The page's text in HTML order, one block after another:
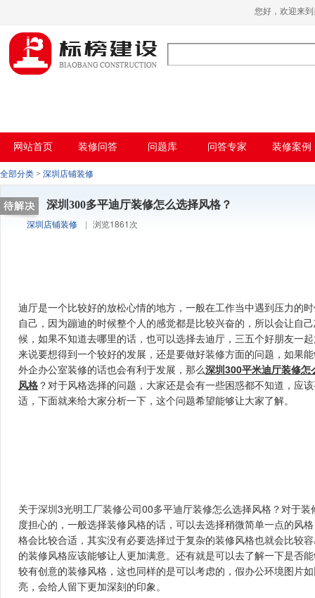
小黄片大全下载,小黄片应用下载,小黄片短
视频,下载小黄片免费
您好，欢迎
网站首页 装修问答 问题库 问答专家 装修案例
全部分类 > 深圳店铺装修
深圳300多平迪厅装修怎么选择风格？
深圳店铺装修
| 浏览1861次
迪厅是一个比较好的放松心情的地方，一般在工作当中遇到压力的时
自己，因为蹦迪的时候整个人的感觉都是比较兴奋的，所以会让自
候，如果不知道去哪里的话，也可以选择去迪厅，三五个好朋友一
来说要想得到一个较好的发展，还是要做好装修方面的问题，如果
外企办公室装修的话也会有利于发展，那么深圳300平米迪厅装修
风格 ？对于风格选择的问题，大家还是会有一些困惑都不知道
适，下面就来给大家分析一下，这个问题希望能够让大家了解。
关于深圳3光明工厂装修公司00多平迪厅装修怎么选择风格？对于装
度担心的，一般选择装修风格的话，可以去选择稍微简单一点的风
格会比较合适，其实没有必要选择过于复杂的装修风格也就会比较容
的装修风格应该能够让人更加满意。还有就是可以去了解一下是否
较有创意的装修风格，这也同样的是可以考虑的，假办公环境图片
亮，会给人留下更加深刻的印象。